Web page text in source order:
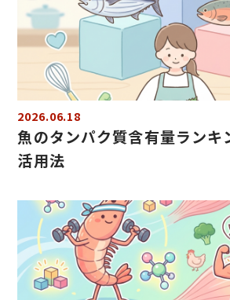
2026.06.18
魚のタンパク質含有量ランキ
活用法